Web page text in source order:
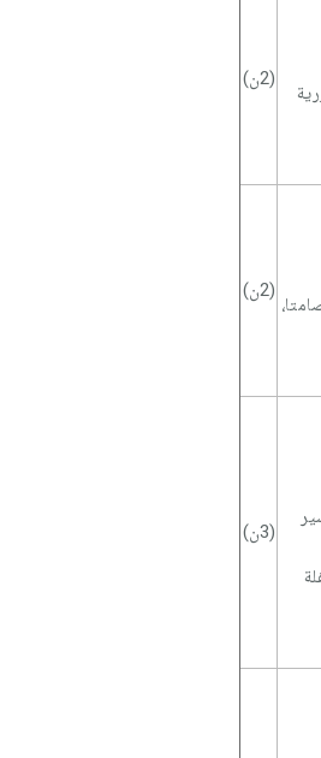
(2ن)
(2ن)
(3ن)